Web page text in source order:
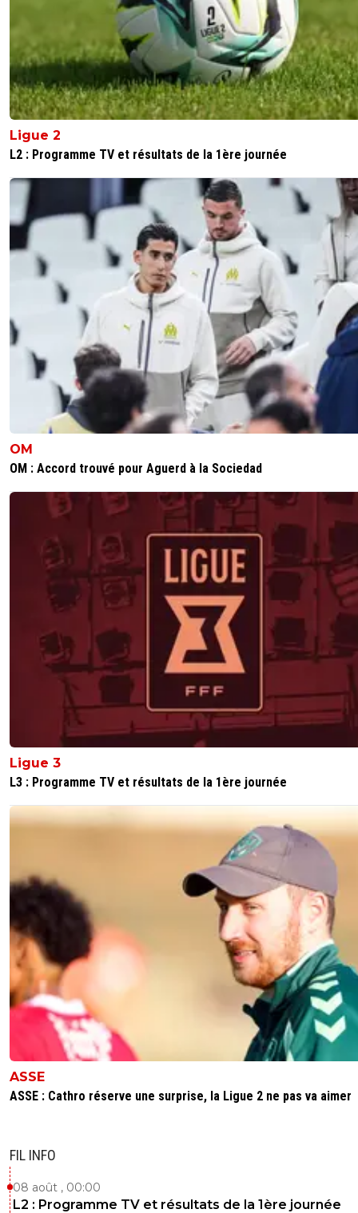
Ligue 2
L2 : Programme TV et résultats de la 1ère journée
OM
OM : Accord trouvé pour Aguerd à la Sociedad
Ligue 3
L3 : Programme TV et résultats de la 1ère journée
ASSE
ASSE : Cathro réserve une surprise, la Ligue 2 ne pas va aimer
FIL INFO
08 août , 00:00
L2 : Programme TV et résultats de la 1ère journée